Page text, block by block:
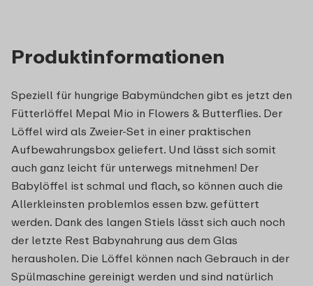
Produktinformationen
Speziell für hungrige Babymündchen gibt es jetzt den
Fütterlöffel Mepal Mio in Flowers & Butterflies. Der
Löffel wird als Zweier-Set in einer praktischen
Aufbewahrungsbox geliefert. Und lässt sich somit
auch ganz leicht für unterwegs mitnehmen! Der
Babylöffel ist schmal und flach, so können auch die
Allerkleinsten problemlos essen bzw. gefüttert
werden. Dank des langen Stiels lässt sich auch noch
der letzte Rest Babynahrung aus dem Glas
herausholen. Die Löffel können nach Gebrauch in der
Spülmaschine gereinigt werden und sind natürlich